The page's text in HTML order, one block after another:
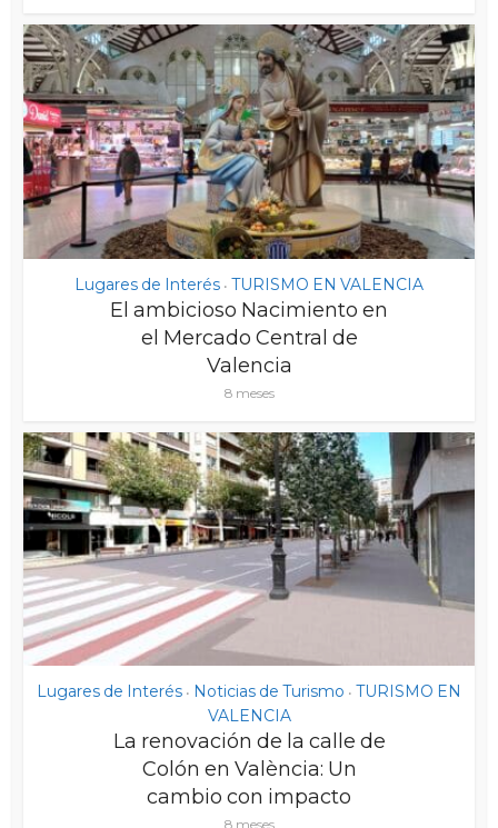
Lugares de Interés • TURISMO EN VALENCIA
El ambicioso Nacimiento en
el Mercado Central de
Valencia
8 meses
Lugares de Interés • Noticias de Turismo • TURISMO EN
VALENCIA
La renovación de la calle de
Colón en València: Un
cambio con impacto
8 meses